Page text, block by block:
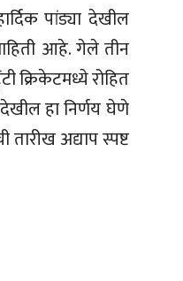
पांड्या देखील
आहे. गेले तीन
क्रिकेटमध्ये रोहित
हा निर्णय घेणे
अद्याप स्पष्ट